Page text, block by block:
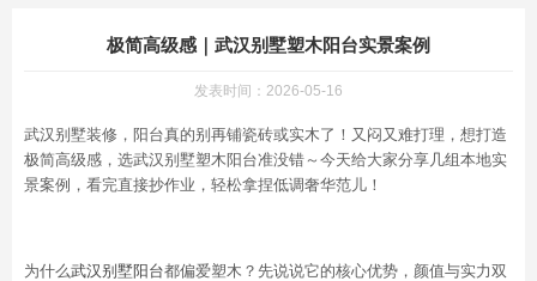
极简高级感｜武汉别墅塑木阳台实景案例
发表时间：2026-05-16
武汉别墅装修，阳台真的别再铺瓷砖或实木了！又闷又难打理，想打造
极简高级感，选武汉别墅塑木阳台准没错～今天给大家分享几组本地实
景案例，看完直接抄作业，轻松拿捏低调奢华范儿！
为什么武汉别墅阳台都偏爱塑木？先说说它的核心优势，颜值与实力双